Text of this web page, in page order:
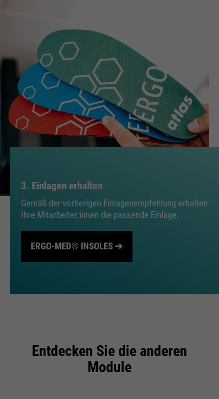
3. Einlagen erhalten
Gemäß der vorherigen Einlagenempfehlung erhalten
Ihre Mitarbeiter:innen die passende Einlage.
ERGO-MED® INSOLES ➔
Entdecken Sie die anderen
Module